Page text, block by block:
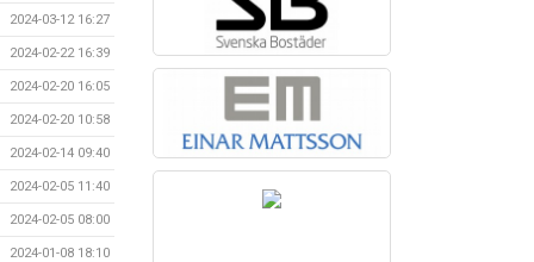
2024-03-12 16:27
2024-02-22 16:39
2024-02-20 16:05
2024-02-20 10:58
2024-02-14 09:40
2024-02-05 11:40
2024-02-05 08:00
2024-01-08 18:10